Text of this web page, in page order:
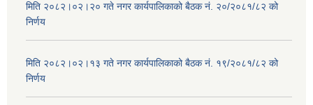
मिति २०८२।०२।२० गते नगर कार्यपालिकाको बैठक नं. २०/२०८१/८२ को
निर्णय
मिति २०८२।०२।१३ गते नगर कार्यपालिकाको बैठक नं. १९/२०८१/८२ को
निर्णय